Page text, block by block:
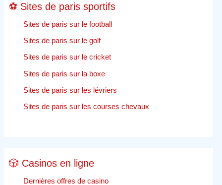
⚽ Sites de paris sportifs
Sites de paris sur le football
Sites de paris sur le golf
Sites de paris sur le cricket
Sites de paris sur la boxe
Sites de paris sur les lévriers
Sites de paris sur les courses chevaux
🎲 Casinos en ligne
Dernières offres de casino